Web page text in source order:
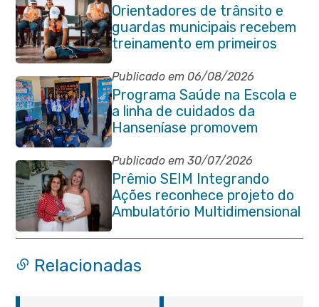
Orientadores de trânsito e
guardas municipais recebem
treinamento em primeiros
socorros em Itaboraí
Publicado em 06/08/2026
Programa Saúde na Escola e
a linha de cuidados da
Hanseníase promovem
conscientização sobre
hanseníase na E.M Adelaide
de Magalhães Seabra
Publicado em 30/07/2026
Prêmio SEIM Integrando
Ações reconhece projeto do
Ambulatório Multidimensional
da Pessoa Idosa de Itaboraí
Relacionadas